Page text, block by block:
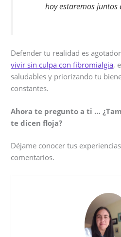
hoy estaremos juntos
Defender tu realidad es
vivir sin culpa con fibromialgia,
saludables y priorizando tu
constantes.
Ahora te pregunto a ti …
te dicen floja?
Déjame conocer tus
comentarios.